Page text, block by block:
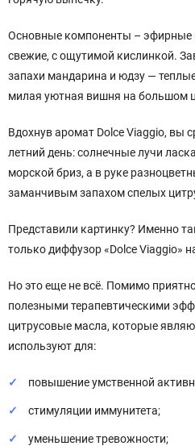
Основные компоненты – эфирные
свежие, с ощутимой кислинкой.
запахи мандарина и юдзу —
милая уютная вишня на большом
Вдохнув аромат Dolce Viaggio, вы
летний день: солнечные лучи
морской бриз, а в руке
заманчивым запахом спелых
Представили картинку? Именно
только диффузор «Dolce Viaggio»
Но это еще не всё. Помимо
полезными терапевтическими
цитрусовые масла, которые
используют для:
повышение умственной
стимуляции иммунитета;
уменьшение тревожности;